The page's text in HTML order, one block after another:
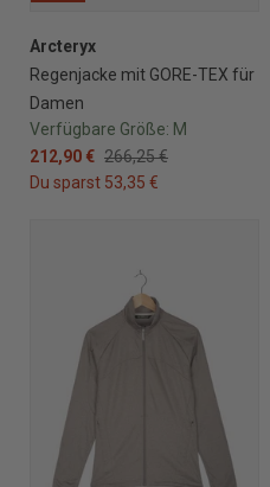
Arcteryx
Regenjacke mit GORE-TEX für
Damen
Verfügbare Größe: M
212,90 € 266,25 €
Du sparst 53,35 €